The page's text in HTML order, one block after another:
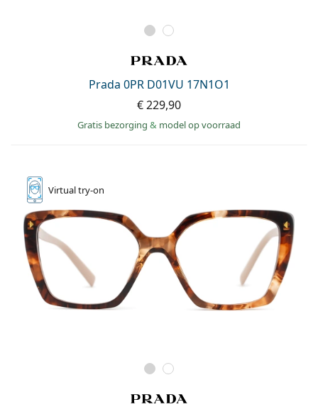
Prada 0PR D01VU 17N1O1
€ 229,90
Gratis bezorging & model op voorraad
Virtualtry-on